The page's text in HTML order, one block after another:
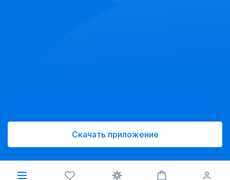
Скачать приложение